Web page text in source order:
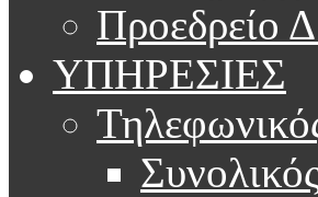
Προεδρείο
ΥΠΗΡΕΣΙΕΣ